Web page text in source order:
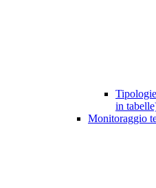
in
Monitoraggio